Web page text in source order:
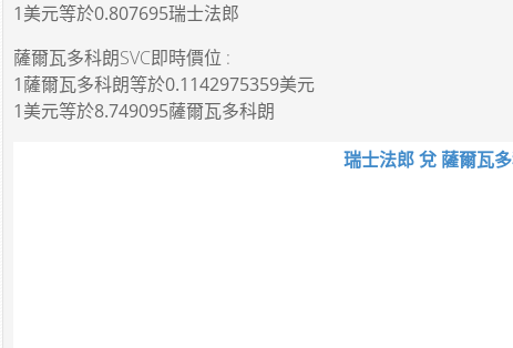
1美元等於0.807695瑞士法郎
薩爾瓦多科朗SVC即時價位 :
1薩爾瓦多科朗等於0.1142975359美元
1美元等於8.749095薩爾瓦多科朗
瑞士法郎 兌 薩爾瓦